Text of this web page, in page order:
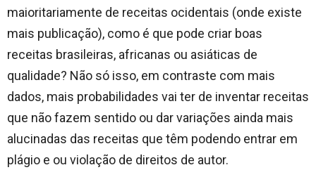
maioritariamente de receitas ocidentais (onde existe
mais publicação), como é que pode criar boas
receitas brasileiras, africanas ou asiáticas de
qualidade? Não só isso, em contraste com mais
dados, mais probabilidades vai ter de inventar receitas
que não fazem sentido ou dar variações ainda mais
alucinadas das receitas que têm podendo entrar em
plágio e ou violação de direitos de autor.